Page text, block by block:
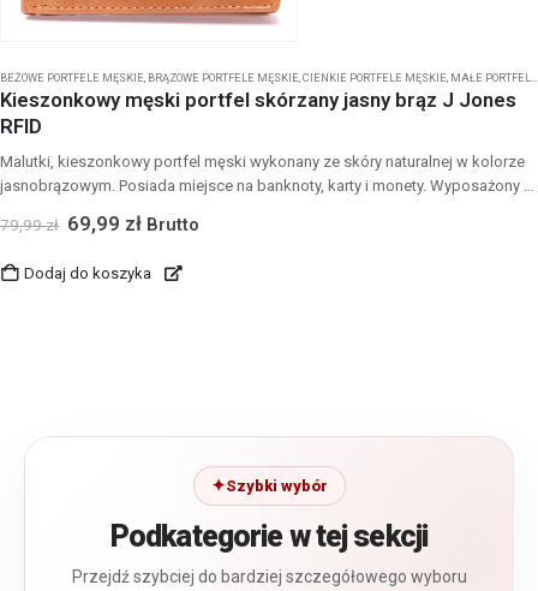
BEŻOWE PORTFELE MĘSKIE BRĄZOWE PORTFELE MĘSKIE CIENKIE PORTFELE MĘSKIE MAŁE PORTFELE MĘSKIE
Kieszonkowy męski portfel skórzany jasny brąz J Jones
RFID
Malutki, kieszonkowy portfel męski wykonany ze skóry naturalnej w kolorze
jasnobrązowym. Posiada miejsce na banknoty, karty i monety. Wyposażony w
79,99zł 69,99 zł Brutto
Dodaj do koszyka
Szybki wybór
Podkategorie w tej sekcji
Przejdź szybciej do bardziej szczegółowego wyboru